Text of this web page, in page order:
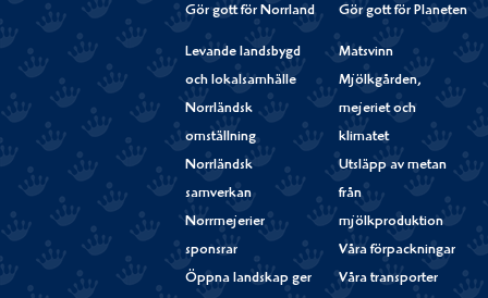
Gör gott för Norrland
Levande landsbygd
och lokalsamhälle
Norrländsk
omställning
Norrländsk
samverkan
Norrmejerier
sponsrar
Öppna landskap ger
Gör gott för Planeten
Matsvinn
Mjölkgården,
mejeriet och
klimatet
Utsläpp av metan
från
mjölkproduktion
Våra förpackningar
Våra transporter